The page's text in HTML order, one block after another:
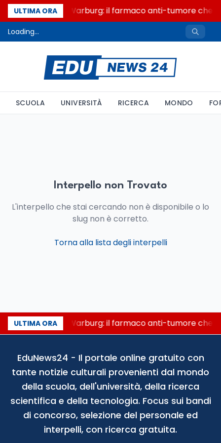
ULTIMA ORA
Un secolo di Warburg: il farmaco anti-tumore che
Loading...
SCUOLA UNIVERSITÀ RICERCA MONDO
Interpello non Trovato
L'interpello che stai cercando non è disponibile o lo
slug non è corretto.
Torna alla lista degli interpelli
ULTIMA ORA
Un secolo di Warburg: il farmaco anti-tumore che
EduNews24 - Il portale online gratuito con
tante notizie culturali provenienti dal mondo
della scuola, dell'università, della ricerca
scientifica e della tecnologia. Focus sui bandi
di concorso, selezione del personale ed
interpelli, con ricerca gratuita.